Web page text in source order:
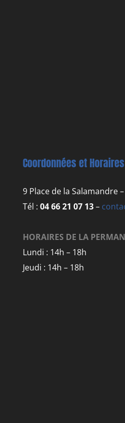
Coordonnées et Horaires
9 Place de la Salamandre
Tél : 04 66 21 07 13–
HORAIRES DE LA
Lundi : 14h – 18h
Jeudi : 14h – 18h